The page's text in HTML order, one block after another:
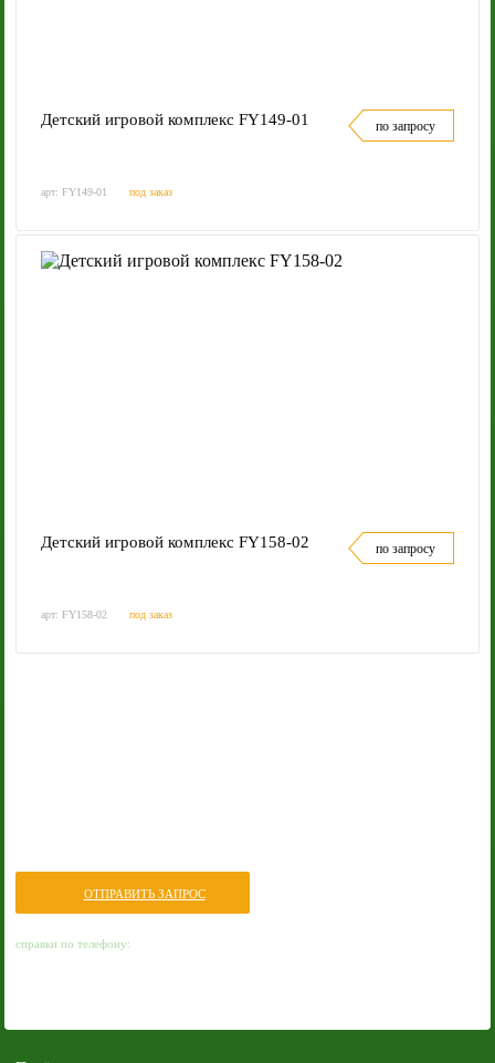
Детский игровой комплекс FY149-01 по запросу
арт: FY149-01 под заказ
Детский игровой комплекс FY158-02 по запросу
арт: FY158-02 под заказ
ОТПРАВИТЬ ЗАПРОС
справки по телефону: